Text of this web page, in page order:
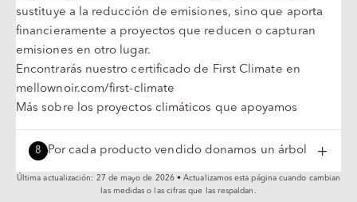
sustituye a la reducción de emisiones, sino que aporta
financieramente a proyectos que reducen o capturan
emisiones en otro lugar.
Encontrarás nuestro certificado de First Climate en
mellownoir.com/first-climate
Más sobre los proyectos climáticos que apoyamos
8 Por cada producto vendido donamos un árbol
Última actualización: 27 de mayo de 2026 • Actualizamos esta página cuando cambian
las medidas o las cifras que las respaldan.